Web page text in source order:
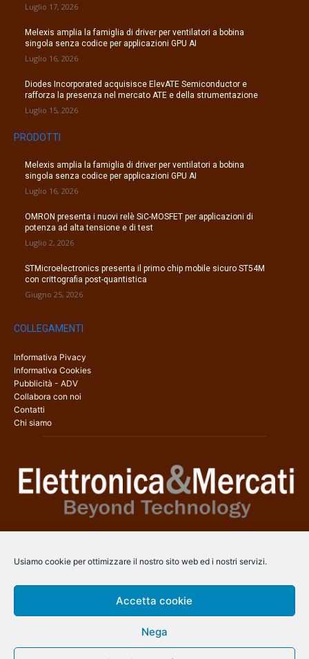
Usiamo cookie per ottimizzare il nostro sito web ed i nostri servizi.
Accetta cookie
Nega
Luglio 17, 2026
Melexis amplia la famiglia di driver per ventilatori a bobina
singola senza codice per applicazioni GPU AI
Luglio 16, 2026
Diodes Incorporated acquisisce ElevATE Semiconductor e
rafforza la presenza nel mercato ATE e della strumentazione
Luglio 15, 2026
PRODOTTI
Melexis amplia la famiglia di driver per ventilatori a bobina
singola senza codice per applicazioni GPU AI
Luglio 16, 2026
OMRON presenta i nuovi relè SiC-MOSFET per applicazioni di
potenza ad alta tensione e di test
Luglio 2, 2026
STMicroelectronics presenta il primo chip mobile sicuro ST54M
con crittografia post-quantistica
Giugno 25, 2026
COLLEGAMENTI
Informativa Pivacy
Informativa Cookies
Pubblicità - ADV
Collabora con noi
Contatti
Chi siamo
una copertura a 360° che coinvolge tecnologie, prodotti, mercati e
info@arscommunication.it
SEGUICI